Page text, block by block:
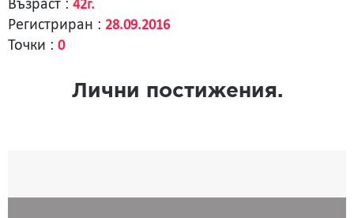
Възраст : 42г.
Регистриран : 28.09.2016
Точки : 0
Лични постижения.